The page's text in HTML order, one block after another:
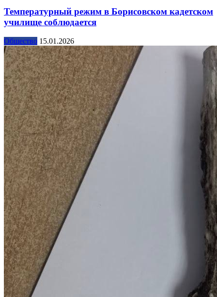
Температурный режим в Борисовском кадетском
училище соблюдается
Общество 15.01.2026